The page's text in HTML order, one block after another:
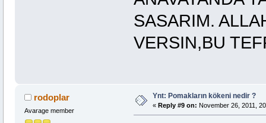
SASARIM.
VERSIN,BU
rodoplar
Avarage member
Ynt: Pomakların kökeni nedir ?
« Reply #9 on: November 26, 2011,